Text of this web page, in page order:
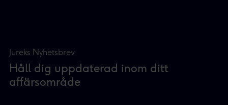
Jureks Nyhetsbrev
Håll dig uppdaterad inom ditt
affärsområde